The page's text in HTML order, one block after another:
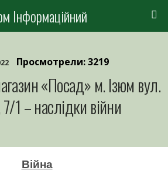
Інформаційний
Просмотрели: 3219
«Посад» м. Ізюм вул.
7/1 – наслідки війни
Війна